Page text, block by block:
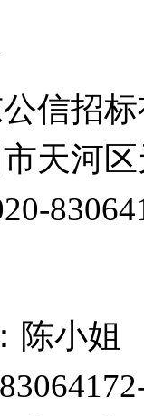
信招
天河
陈小姐